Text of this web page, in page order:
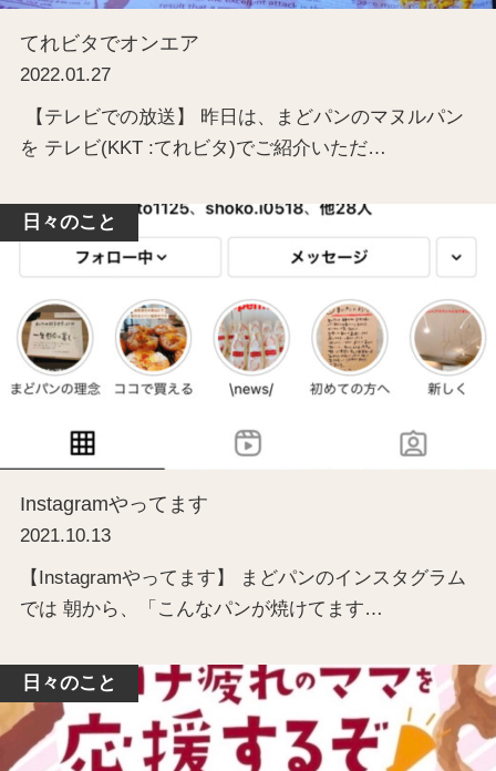
てれビタでオンエア
2022.01.27
【テレビでの放送】 昨日は、まどパンのマヌルパン
を テレビ(KKT :てれビタ)でご紹介いただ…
日々のこと
Instagramやってます
2021.10.13
【Instagramやってます】 まどパンのインスタグラム
では 朝から、「こんなパンが焼けてます…
日々のこと